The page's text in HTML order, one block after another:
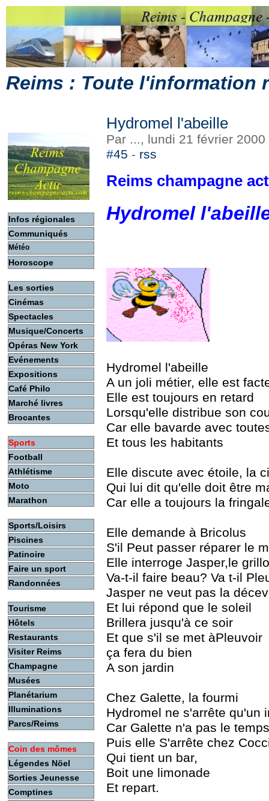
Reims : Toute l'information
Infos régionales
Communiqués
Météo
Horoscope
Les sorties
Cinémas
Spectacles
Musique/Concerts
Opéras New York
Evénements
Expositions
Café Philo
Marché livres
Brocantes
Sports
Football
Athlétisme
Moto
Marathon
Sports/Loisirs
Piscines
Patinoire
Faire un sport
Randonnées
Tourisme
Hôtels
Restaurants
Visiter Reims
Champagne
Musées
Planétarium
Illuminations
Parcs/Reims
Coin des mômes
Légendes Nöel
Sorties Jeunesse
Comptines
Hydromel l'abeille
Par ..., lundi 21 février
#45 - rss
Reims champagne
Hydromel
Hydromel l'abeille
A un joli métier, elle est
Elle est toujours en retard
Lorsqu'elle distribue son
Car elle bavarde avec
Et tous les habitants
Elle discute avec étoile, la
Qui lui dit qu'elle doit être
Car elle a toujours la
Elle demande à Bricolus
S'il Peut passer réparer le
Elle interroge Jasper,le
Va-t-il faire beau? Va t-il
Jasper ne veut pas la
Et lui répond que le soleil
Brillera jusqu'à ce soir
Et que s'il se met àPleuvoir
ça fera du bien
A son jardin
Chez Galette, la fourmi
Hydromel ne s'arrête qu'un
Car Galette n'a pas le
Puis elle S'arrête chez
Qui tient un bar,
Boit une limonade
Et repart.